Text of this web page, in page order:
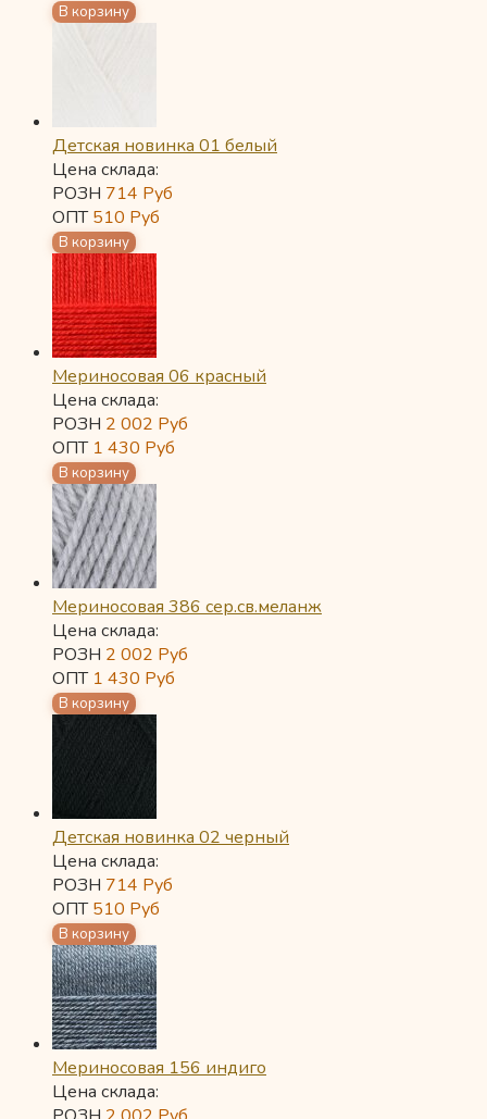
Детская новинка 01 белый
Цена склада:
РОЗН 714 Руб
ОПТ510 Руб
Мериносовая 06 красный
Цена склада:
РОЗН 2 002 Руб
ОПТ 1 430 Руб
Мериносовая 386 сер.св.меланж
Цена склада:
РОЗН 2 002 Руб
ОПТ 1 430 Руб
Детская новинка 02 черный
Цена склада:
РОЗН 714 Руб
ОПТ510 Руб
Мериносовая 156 индиго
Цена склада: